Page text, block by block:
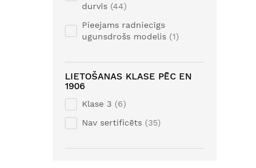
durvīs 44
Pieejams radniecīgs
ugunsdrošs modelis
1
LIETOŠANAS KLASE PĒC EN
1906
Klase 3
6
Nav sertificēts
35